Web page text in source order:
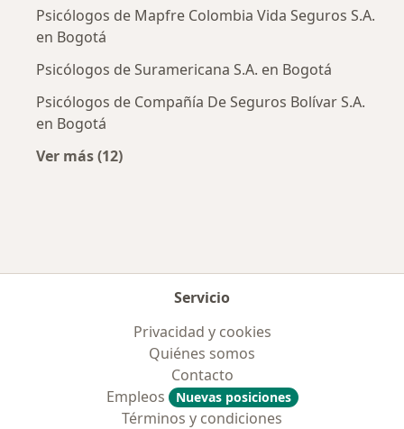
Psicólogos de Mapfre Colombia Vida Seguros S.A.
en Bogotá
Psicólogos de Suramericana S.A. en Bogotá
Psicólogos de Compañía De Seguros Bolívar S.A.
en Bogotá
Ver más (12)
Servicio
Privacidad y cookies
Quiénes somos
Contacto
Empleos
Nuevas posiciones
Términos y condiciones